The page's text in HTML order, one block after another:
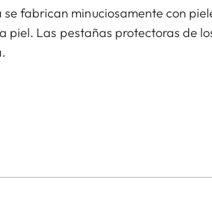
fabrican minuciosamente con
Las pestañas protectoras de